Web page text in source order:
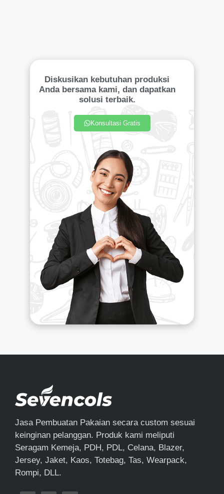
Diskusikan kebutuhan produksi
Anda bersama kami, dan dapatkan
solusi terbaik.
Konsultasi Gratis
Jasa Pembuatan Pakaian secara custom sesuai
keinginan pelanggan. Produk kami meliputi
Seragam Kemeja, PDH, PDL, Celana, Blazer,
Jersey, Jaket, Kaos, Totebag, Tas, Wearpack,
Rompi, DLL.